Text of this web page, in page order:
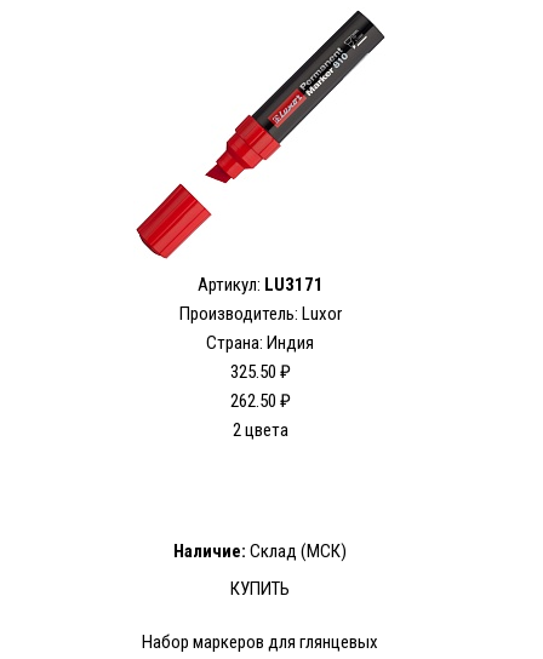
Артикул: LU3171
Производитель: Luxor
Страна: Индия
325.50 ₽
262.50 ₽
2 цвета
Наличие: Склад (МСК)
КУПИТЬ
Набор мaркеров для глянцевых